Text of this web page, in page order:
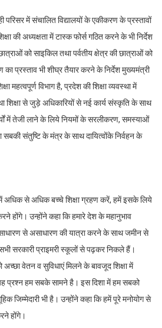
परिसर में संचालित विद्यालयों के एकीकरण के प्रस्तावों
की अध्यक्षता में टास्क फोर्स गठित करने के भी निर्देश
को साइकिल तथा पर्वतीय क्षेत्र की छात्राओं को
प्रस्ताव भी शीघ्र तैयार करने के निर्देश मुख्यमंत्री
महत्वपूर्ण विभाग है, प्रदेश की शिक्षा व्यवस्था में
शिक्षा से जुड़े अधिकारियों से नई कार्य संस्कृति के साथ
में तेजी लाने के लिये नियमों के सरलीकरण, समस्याओं
संतुष्टि के मंत्र के साथ दायित्वोंके निर्वहन के
में अधिक से अधिक बच्चे शिक्षा ग्रहण करें, हमें इसके लिये
होंगे। उन्होंने कहा कि हमारे देश के महानुभाव
से असाधारण की यात्रा करने के साथ जमीन से
सरकारी प्राइमरी स्कूलों से पढ़कर निकले हैं।
वेतन व सुविधाएं मिलने के बावजूद शिक्षा में
प्रश्न हम सबके सामने है। इस दिशा में हम सबको
जिम्मेदारी भी है। उन्होंने कहा कि हमें पूरे मनोयोग से
होंगे।